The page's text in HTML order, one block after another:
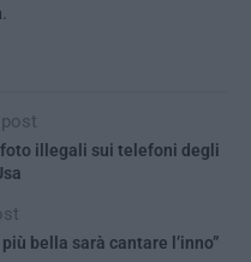
illegali sui telefoni degli
bella sarà cantare l’inno”